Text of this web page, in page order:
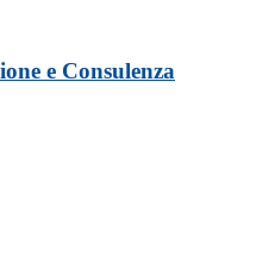
e Consulenza